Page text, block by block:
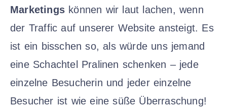
Marketings können wir laut lachen, wenn
der Traffic auf unserer Website ansteigt. Es
ist ein bisschen so, als würde uns jemand
eine Schachtel Pralinen schenken – jede
einzelne Besucherin und jeder einzelne
Besucher ist wie eine süße Überraschung!